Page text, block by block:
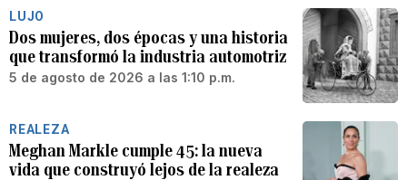
LUJO
Dos mujeres, dos épocas y una historia
que transformó la industria automotriz
5 de agosto de 2026 a las 1:10 p.m.
REALEZA
Meghan Markle cumple 45: la nueva
vida que construyó lejos de la realeza